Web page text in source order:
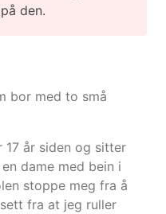
den.
bor med to små
år siden og sitter
dame med bein i
stoppe meg fra å
fra at jeg ruller